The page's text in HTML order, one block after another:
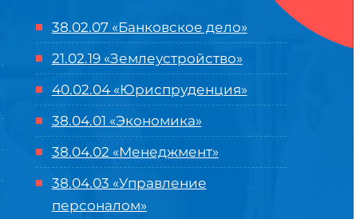
38.02.07 «Банковское дело»
21.02.19 «Землеустройство»
40.02.04 «Юриспруденция»
38.04.01 «Экономика»
38.04.02 «Менеджмент»
38.04.03 «Управление
персоналом»